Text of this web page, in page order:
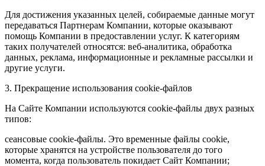
Для достижения указанных целей, собираемые данные могут
передаваться Партнерам Компании, которые оказывают
помощь Компании в предоставлении услуг. К категориям
таких получателей относятся: веб-аналитика, обработка
данных, реклама, информационные и рекламные рассылки и
другие услуги.
3. Прекращение использования cookie-файлов
На Сайте Компании используются cookie-файлы двух разных
типов:
сеансовые cookie-файлы. Это временные файлы cookie,
которые хранятся на устройстве пользователя до того
момента, когда пользователь покидает Сайт Компании;